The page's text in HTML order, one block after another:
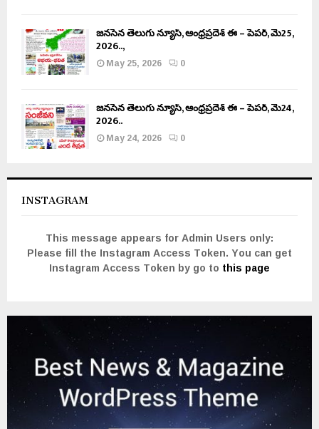
జనసేన తెలుగు న్యూస్, ఆంధ్రప్రదేశ్ ఈ – పేపర్, మే25,
2026..,
May 25, 2026
0
జనసేన తెలుగు న్యూస్, ఆంధ్రప్రదేశ్ ఈ – పేపర్, మే24,
2026..
May 24, 2026
0
INSTAGRAM
This message appears for Admin Users only:
Please fill the Instagram Access Token. You can get
Instagram Access Token by go to this page